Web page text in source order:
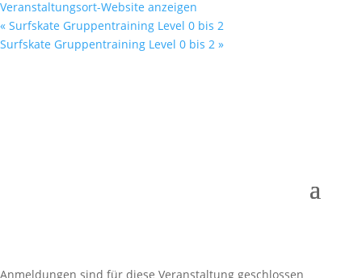
Veranstaltungsort-Website anzeigen
« Surfskate Gruppentraining Level 0 bis 2
Surfskate Gruppentraining Level 0 bis 2 »
Anmeldungen sind für diese Veranstaltung geschlossen